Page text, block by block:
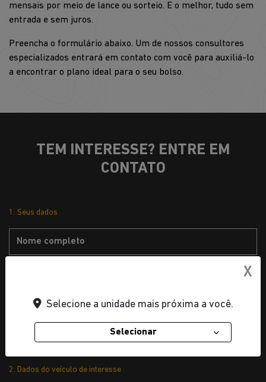
mensais por meio de lance ou sorteio. E o melhor, tudo sem
entrada e sem juros.
Preencha o formulário abaixo. Um de nossos consultores
especializados entrará em contato com você para auxiliá-lo
a encontrar o plano ideal para o seu bolso.
TEM INTERESSE? ENTRE EM
CONTATO
1. Seus dados
2. Dados do veículo de interesse
X
Selecione a unidade mais próxima a você.
Selecionar